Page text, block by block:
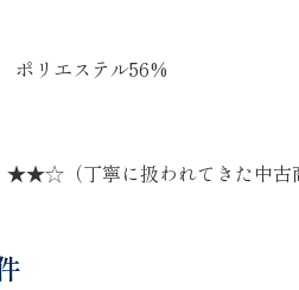
リエステル56%
（丁寧に扱われてきた中古